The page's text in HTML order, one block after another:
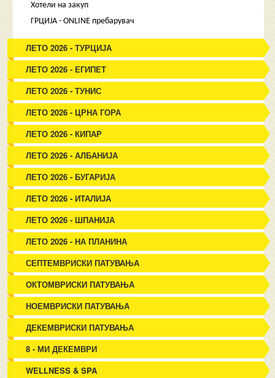
Хотели на закуп
ГРЦИЈА - ONLINE пребарувач
ЛЕТО 2026 - ТУРЦИЈА
ЛЕТО 2026 - ЕГИПЕТ
ЛЕТО 2026 - ТУНИС
ЛЕТО 2026 - ЦРНА ГОРА
ЛЕТО 2026 - КИПАР
ЛЕТО 2026 - АЛБАНИЈА
ЛЕТО 2026 - БУГАРИЈА
ЛЕТО 2026 - ИТАЛИЈА
ЛЕТО 2026 - ШПАНИЈА
ЛЕТО 2026 - НА ПЛАНИНА
СЕПТЕМВРИСКИ ПАТУВАЊА
ОКТОМВРИСКИ ПАТУВАЊА
НОЕМВРИСКИ ПАТУВАЊА
ДЕКЕМВРИСКИ ПАТУВАЊА
8 - МИ ДЕКЕМВРИ
WELLNESS & SPA